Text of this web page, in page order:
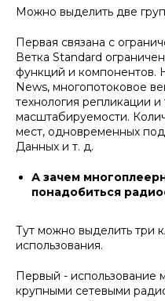
Можно выделить две
Первая связана с
Ветка Standard
функций и компонентов.
News, многопотоковое
технология репликации
масштабируемости.
мест, одновременных
Данных и т. д.
А зачем
понадобиться
Тут можно выделить три
использования.
Первый - использование
крупными сетевыми